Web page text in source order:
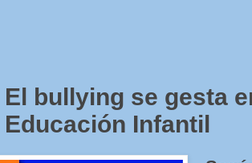
El bullying se gesta
Educación Infantil